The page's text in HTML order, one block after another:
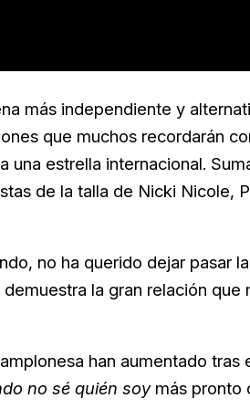
más independiente y
que muchos recordarán
estrella internacional.
de la talla de Nicki Nicole,
no ha querido dejar pasar
la gran relación que
han aumentado tras
no sé quién soymás pronto